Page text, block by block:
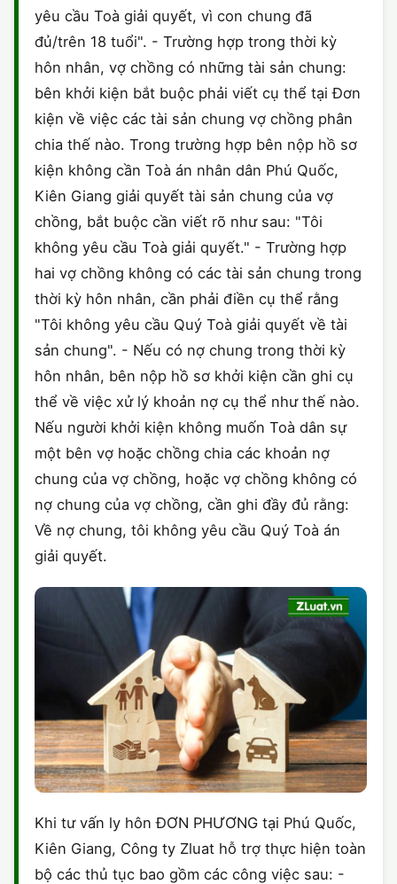
CHỨNG NHẬN HACCP
yêu cầu Toà giải quyết, vì con chung đã
đủ/trên 18 tuổi". - Trường hợp trong thời kỳ
hôn nhân, vợ chồng có những tài sản chung:
bên khởi kiện bắt buộc phải viết cụ thể tại Đơn
kiện về việc các tài sản chung vợ chồng phân
chia thế nào. Trong trường hợp bên nộp hồ sơ
kiện không cần Toà án nhân dân Phú Quốc,
Kiên Giang giải quyết tài sản chung của vợ
chồng, bắt buộc cần viết rõ như sau: "Tôi
không yêu cầu Toà giải quyết." - Trường hợp
hai vợ chồng không có các tài sản chung trong
thời kỳ hôn nhân, cần phải điền cụ thể rằng
"Tôi không yêu cầu Quý Toà giải quyết về tài
sản chung". - Nếu có nợ chung trong thời kỳ
hôn nhân, bên nộp hồ sơ khởi kiện cần ghi cụ
thể về việc xử lý khoản nợ cụ thể như thế nào.
Nếu người khởi kiện không muốn Toà dân sự
một bên vợ hoặc chồng chia các khoản nợ
chung của vợ chồng, hoặc vợ chồng không có
nợ chung của vợ chồng, cần ghi đầy đủ rằng:
Về nợ chung, tôi không yêu cầu Quý Toà án
giải quyết.
Khi tư vấn ly hôn ĐƠN PHƯƠNG tại Phú Quốc,
Kiên Giang, Công ty Zluat hỗ trợ thực hiện toàn
bộ các thủ tục bao gồm các công việc sau: -